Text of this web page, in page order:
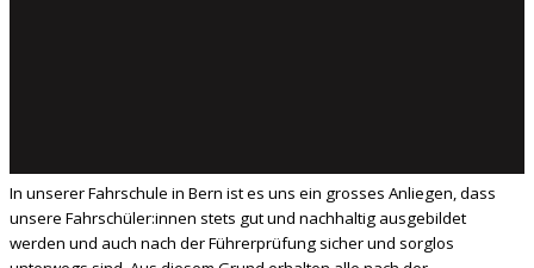
In unserer Fahrschule in Bern ist es uns ein grosses Anliegen, dass
unsere Fahrschüler:innen stets gut und nachhaltig ausgebildet
werden und auch nach der Führerprüfung sicher und sorglos